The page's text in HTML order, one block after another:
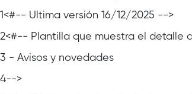
1<#-- Última versión 16/12/2025 -->
2<#-- Plantilla que muestra el detalle
3 - Avisos y novedades
4-->